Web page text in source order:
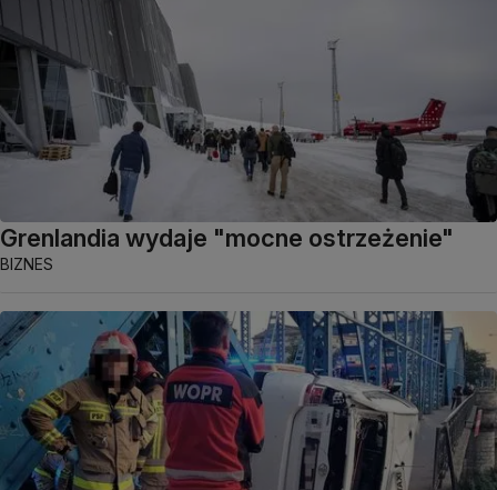
Grenlandia wydaje "mocne ostrzeżenie"
BIZNES